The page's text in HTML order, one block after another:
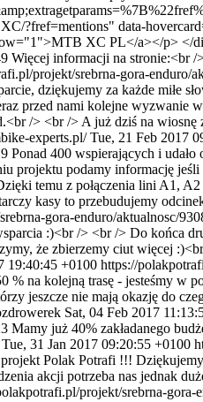
?fref=mentions" data-
XC PL</a></p> </
Więcej informacji na stronie:<br /
projekt/srebrna-gora-enduro/
dziękujemy za każde miłe
przed nami kolejne wyzwanie
/> <br /> A już dziś na wiosnę
experts.pl/ Tue, 21 Feb 2017
Ponad 400 wspierających i
podamy informację
temu z połączenia lini A1,
kasy to przebudujemy
gora-enduro/aktualnosc/
:)<br /> <br /> Do końca
że zbierzemy ciut więcej
19:40:45 +0100 https://
% na kolejną trasę - jesteśmy w
jeszcze nie mają okazję do
Sat, 04 Feb 2017
Mamy już 40% zakładanego
Tue, 31 Jan 2017 09:20:55 +0100
Polak Potrafi !!!
akcji potrzeba nas jednak
projekt/srebrna-gora-